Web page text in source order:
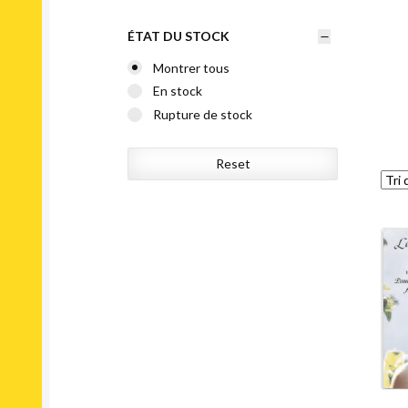
ÉTAT DU STOCK
Montrer tous
En stock
Rupture de stock
Reset